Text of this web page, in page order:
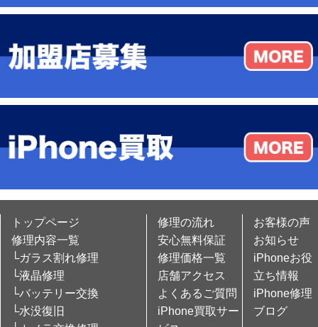
トップページ
修理内容一覧
└ガラス割れ修理
└液晶修理
└バッテリー交換
└水没復旧
修理の流れ
安心無料保証
修理価格一覧
店舗アクセス
よくあるご質問
iPhone買取サー
お客様の声
お知らせ
iPhoneお役
立ち情報
iPhone修理
ブログ